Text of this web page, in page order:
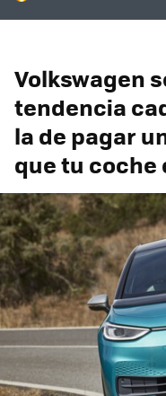
Volkswagen
tendencia
la de pagar
que tu coche